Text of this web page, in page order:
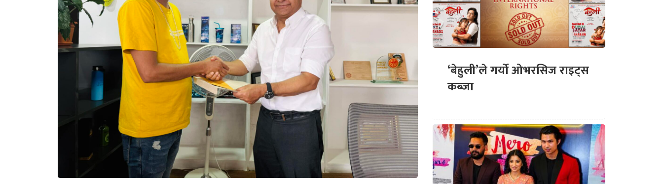
‘बेहुली’ले गर्यो ओभरसिज राइट्स
कब्जा